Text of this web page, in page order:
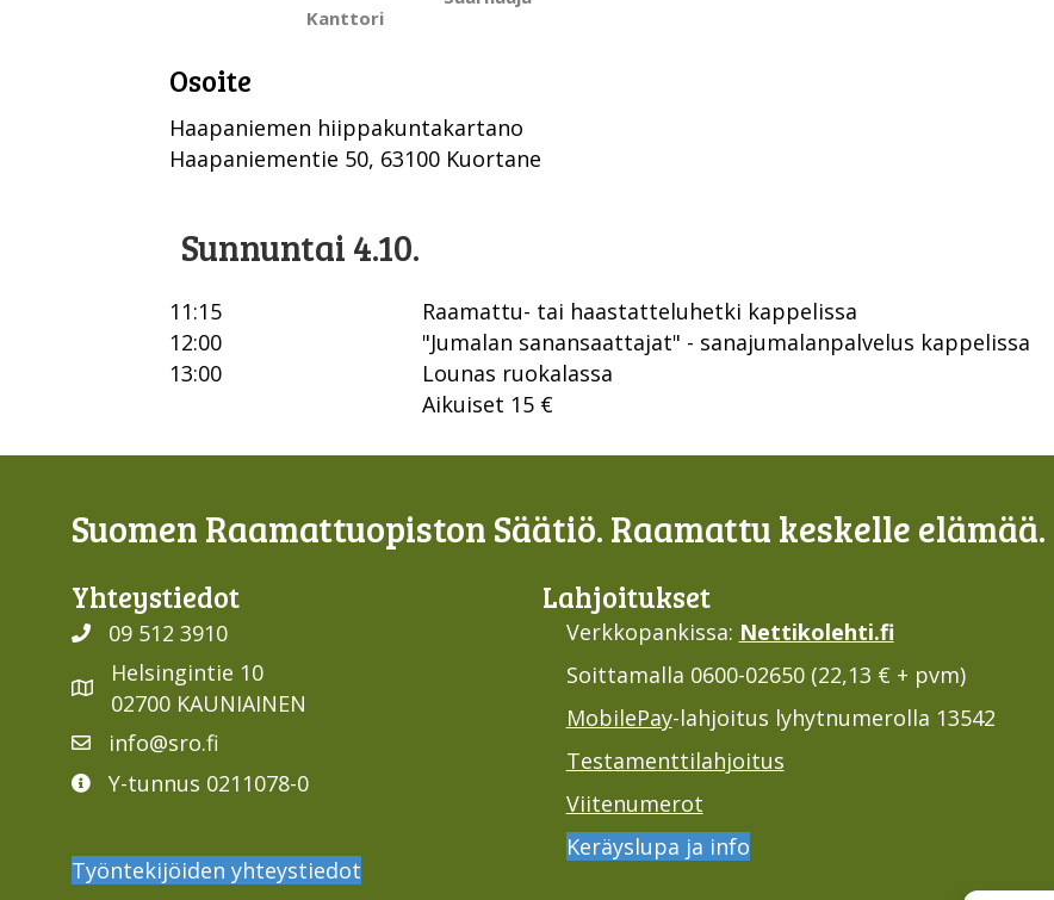
Kanttori
Osoite
Haapaniemen hiippakuntakartano
Haapaniementie 50, 63100 Kuortane
Sunnuntai 4.10.
11:15
Raamattu- tai haastatteluhetki kappelissa
12:00
"Jumalan sanansaattajat" - sanajumalanpalvelus kappelissa
13:00
Lounas ruokalassa
Aikuiset 15 €
Suomen Raamattuopiston Säätiö. Raamattu keskelle elämää.
Yhteys­tiedot
09 512 3910
Helsingintie 10
02700 KAUNIAINEN
info@sro.fi
Y-tunnus 0211078-0
Työntekijöiden yhteystiedot
Lahjoi­tukset
Verkkopankissa: Nettikolehti.fi
Soittamalla 0600-02650 (22,13 € + pvm)
MobilePay-lahjoitus lyhytnumerolla 13542
Testamenttilahjoitus
Viitenumerot
Keräyslupa ja info